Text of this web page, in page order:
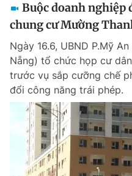
Buộc doanh nghiệp
chung cư Mường
Ngày 16.6, UBND P.Mỹ
Nẵng) tổ chức họp cư
trước vụ sắp cưỡng chế
đổi công năng trái phép.